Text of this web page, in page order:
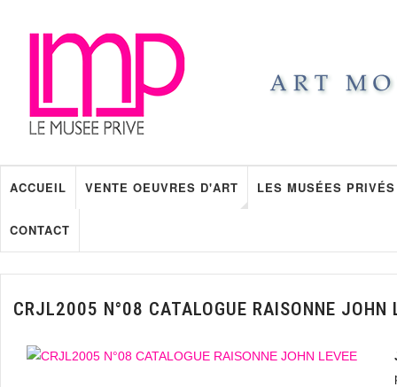
ACCUEIL VENTE OEUVRES D'ART LES MUSÉES PRIVÉS
CONTACT
CRJL2005 N°08 CATALOGUE RAISONNE JOHN